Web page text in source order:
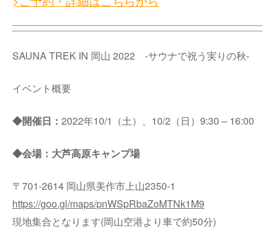
SAUNA TREK IN 岡山 2022 -サウナで祝う実りの秋-
イベント概要
◆開催日： 2022年10/1（土）、10/2（日）9:30 – 16:00
◆会場：大芦高原キャンプ場
〒701-2614 岡山県美作市上山2350-1
https://goo.gl/maps/pnWSpRbaZoMTNk1M9
現地集合となります(岡山空港より車で約50分)